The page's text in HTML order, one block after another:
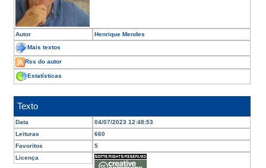
Autor Henrique Mendes
Mais textos
Rss do autor
Estatísticas
Texto
Data
04/07/2023 12:48:53
Leituras
660
Favoritos
5
Licença